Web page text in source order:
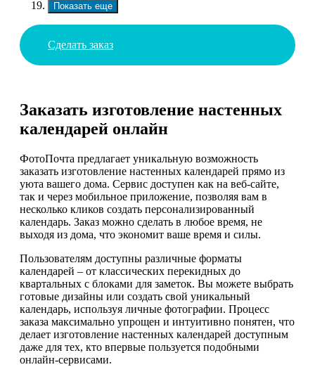
Показать еще
Сделать заказ
Заказать изготовление настенных
календарей онлайн
ФотоПочта предлагает уникальную возможность
заказать изготовление настенных календарей прямо из
уюта вашего дома. Сервис доступен как на веб-сайте,
так и через мобильное приложение, позволяя вам в
несколько кликов создать персонализированный
календарь. Заказ можно сделать в любое время, не
выходя из дома, что экономит ваше время и силы.
Пользователям доступны различные форматы
календарей – от классических перекидных до
квартальных с блоками для заметок. Вы можете выбрать
готовые дизайны или создать свой уникальный
календарь, используя личные фотографии. Процесс
заказа максимально упрощен и интуитивно понятен, что
делает изготовление настенных календарей доступным
даже для тех, кто впервые пользуется подобными
онлайн-сервисами.